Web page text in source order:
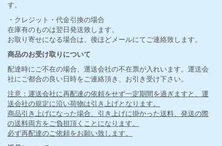
す。
・クレジット・代金引換の場合
在庫有のものは翌日発送致します。
お取り寄せになる場合は、後ほどメールにてご連絡致します。
商品のお受け取りについて
配達時にご不在の場合、運送会社の不在票が入れいます。運送会
社にご都合の良い日時をご連絡頂き、お引き受け下さい。
注意：運送会社に再配達の依頼をせず一定期間を過ぎますと、運
送会社の規定に沿い荷物は引き上げとなります。
商品引き上げになった場合、引き上げに掛かった送料、発送の際
の送料両方をご負担頂くことになります。
必ず再配達のご依頼をお願い致します。